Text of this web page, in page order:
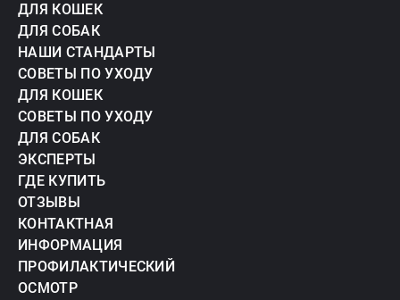
ДЛЯ КОШЕК
ДЛЯ СОБАК
НАШИ СТАНДАРТЫ
СОВЕТЫ ПО УХОДУ
ДЛЯ КОШЕК
СОВЕТЫ ПО УХОДУ
ДЛЯ СОБАК
ЭКСПЕРТЫ
ГДЕ КУПИТЬ
ОТЗЫВЫ
КОНТАКТНАЯ
ИНФОРМАЦИЯ
ПРОФИЛАКТИЧЕСКИЙ
ОСМОТР